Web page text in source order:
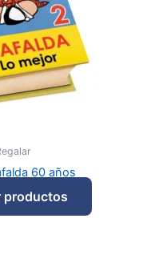
60 años
productos